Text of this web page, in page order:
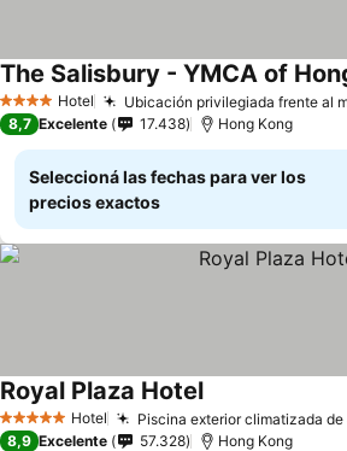
4 EstrellasHotel Ubicación privilegiada frente al
The Salisbury - YMCA of
8,7 Excelente 17.438 Hong Kong
Seleccioná las fechas para ver los
precios exactos
5 Estrellas Hotel Piscina exterior climatizada
Royal Plaza HotelVer precios
8,9 Excelente 57.328 Hong Kong